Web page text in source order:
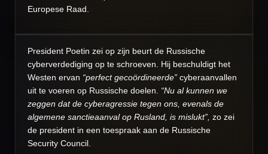
Europese Raad.
President Poetin zei op zijn beurt de Russische
cyberverdediging op te schroeven. Hij beschuldigt het
Westen ervan “perfect gecoördineerde” cyberaanvallen
uit te voeren op Russische doelen. “Nu al kunnen we
zeggen dat de cyberagressie tegen ons, evenals de
algemene sanctieaanval op Rusland, is mislukt”, zo zei
de president in een toespraak aan de Russische
Security Council.